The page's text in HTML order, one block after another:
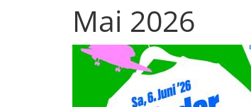
Mai 2026